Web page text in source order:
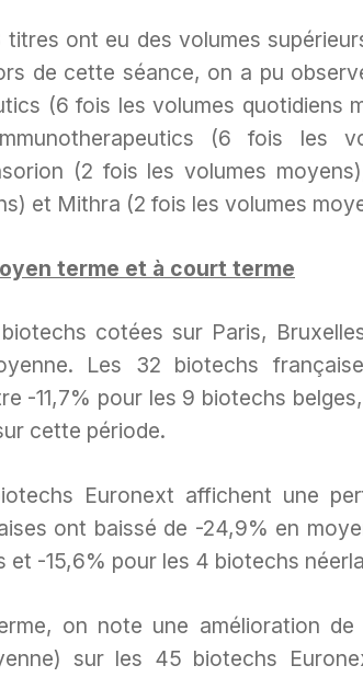
titres ont eu des volumes
de cette séance, on a pu
(6 fois les volumes quotidiens
(6 fois les
(2 fois les volumes
et Mithra (2 fois les volumes
terme et à court terme
cotées sur Paris,
Les 32 biotechs
-11,7% pour les 9 biotechs
cette période.
Euronext affichent une
ont baissé de -24,9% en
et -15,6% pour les 4 biotechs
on note une amélioration de
sur les 45 biotechs